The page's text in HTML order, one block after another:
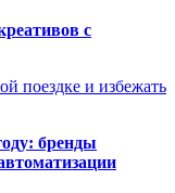
с
поездке и избежать
бренды